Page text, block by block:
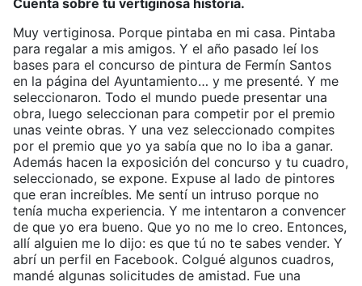
Cuenta sobre tu vertiginosa historia.
Muy vertiginosa. Porque pintaba en mi casa. Pintaba
para regalar a mis amigos. Y el año pasado leí los
bases para el concurso de pintura de Fermín Santos
en la página del Ayuntamiento… y me presenté. Y me
seleccionaron. Todo el mundo puede presentar una
obra, luego seleccionan para competir por el premio
unas veinte obras. Y una vez seleccionado compites
por el premio que yo ya sabía que no lo iba a ganar.
Además hacen la exposición del concurso y tu cuadro,
seleccionado, se expone. Expuse al lado de pintores
que eran increíbles. Me sentí un intruso porque no
tenía mucha experiencia. Y me intentaron a convencer
de que yo era bueno. Que yo no me lo creo. Entonces,
allí alguien me lo dijo: es que tú no te sabes vender. Y
abrí un perfil en Facebook. Colgué algunos cuadros,
mandé algunas solicitudes de amistad. Fue una